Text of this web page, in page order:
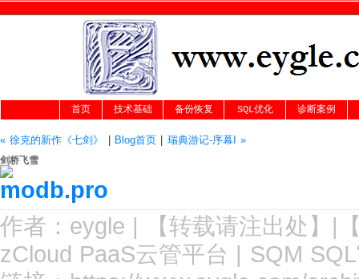
首页 技术基础 备份恢复 SQL优化 诊断案例
« 徐克的新作《七剑》 Blog首页| 瑞典游记-序幕I »
剑桥飞雪
作者： eygle | 【转载请注出处 】|
zCloud PaaS云管平台 | SQM